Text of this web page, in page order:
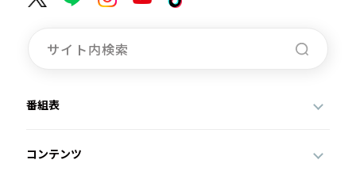
番組表
コンテンツ